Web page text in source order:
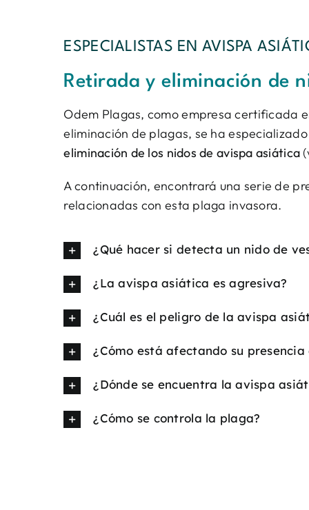
ESPECIALISTAS EN AVISPA
Retirada y eliminación de
Odem Plagas, como empresa certificada
eliminación de plagas, se ha
eliminación de los nidos de avispa asiática
A continuación, encontrará una serie de
relacionadas con esta plaga invasora.
¿Qué hacer si detecta un nido de
¿La avispa asiática es agresiva?
¿Cuál es el peligro de la avispa
¿Cómo está afectando su presencia
¿Dónde se encuentra la avispa
¿Cómo se controla la plaga?